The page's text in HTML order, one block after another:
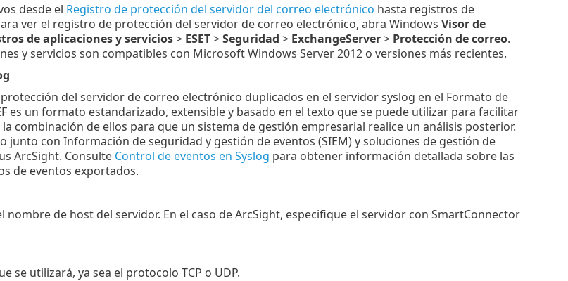
desde el Registro de protección del servidor del correo electrónico hasta registros de
ver el registro de protección del servidor de correo electrónico, abra Windows Visor de
de aplicaciones y servicios> ESET>Seguridad > ExchangeServer> Protección de correo.
y servicios son compatibles con Microsoft Windows Server 2012 o versiones más recientes.
del servidor de correo electrónico duplicados en el servidor syslog en el Formato de
es un formato estandarizado, extensible y basado en el texto que se puede utilizar para facilitar
combinación de ellos para que un sistema de gestión empresarial realice un análisis posterior.
junto con Información de seguridad y gestión de eventos (SIEM) y soluciones de gestión de
ArcSight. Consulte Control de eventos en Syslog para obtener información detallada sobre las
de eventos exportados.
nombre de host del servidor. En el caso de ArcSight, especifique el servidor con SmartConnector
se utilizará, ya sea el protocolo TCP o UDP.